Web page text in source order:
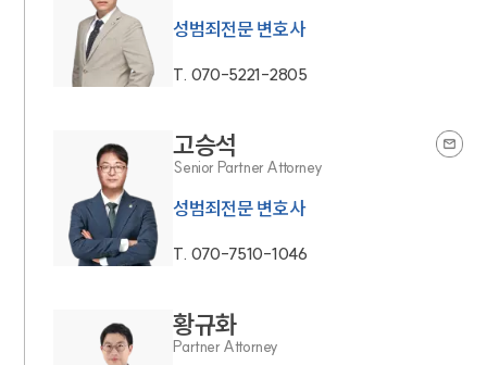
성범죄전문 변호사
T. 070-5221-2805
고승석
Senior Partner Attorney
성범죄전문 변호사
T. 070-7510-1046
황규화
Partner Attorney